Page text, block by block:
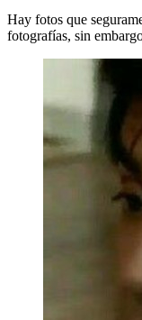
Hay fotos que
fotografías, sin